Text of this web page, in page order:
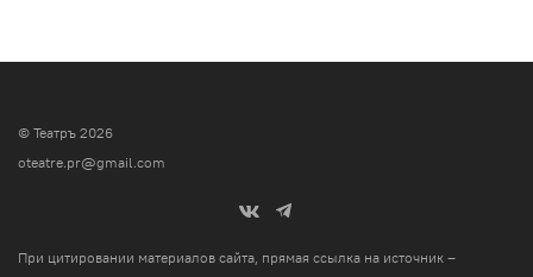
© Театръ 2026
oteatre.pr@gmail.com
При цитировании материалов сайта, прямая ссылка на источник –